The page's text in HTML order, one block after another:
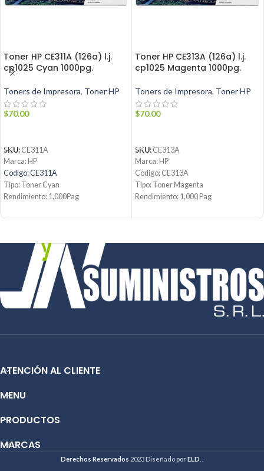
Toner HP CE311A (126a) l.j.
cp1025 Cyan 1000pg.
Toners de Impresora, Toner HP
$70.00
SKU: CE311A
Marca: HP
Codigo: CE311A
Tipo: Toner Cyan
Rendimiento: 1,000Pag
Producto: Original
Email:ventas@jynsuministros.com
WhatsApp: 51 991 864 930
Toner HP CE313A (126a) l.j.
cp1025 Magenta 1000pg.
Toners de Impresora, Toner HP
$70.00
SKU: CE313A
Marca: HP
Codigo: CE313A
Tipo: Toner Magenta
Rendimiento: 1,000 Pag
Producto: Original
📱WhatsApp: 51 991 864 930
ATENCIÓN AL CLIENTE
MENU
PRODUCTOS
MARCAS
Derechos Reservados 2023 Diseñado porELD